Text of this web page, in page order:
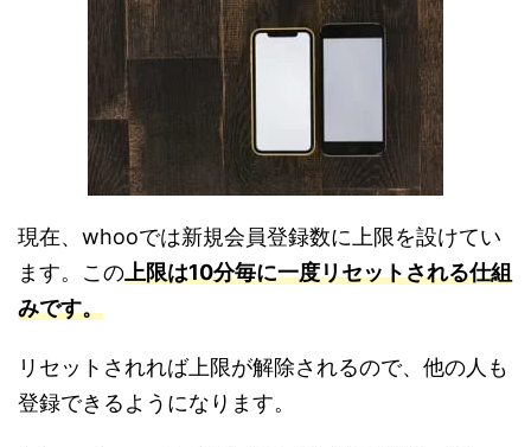
現在、whooでは新規会員登録数に上限を設けてい
ます。この上限は10分毎に一度リセットされる仕組
みです。
リセットされれば上限が解除されるので、他の人も
登録できるようになります。